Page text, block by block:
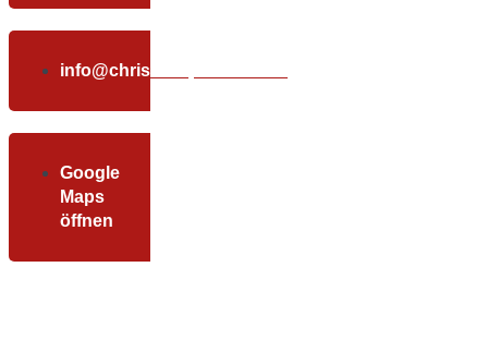
info@christundpartner.com
Google
Maps
öffnen